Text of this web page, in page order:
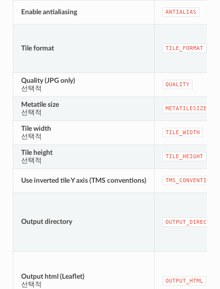
Enable antialiasing ANTIALIAS
Tile format TILE_FORMAT
Quality (JPG only)
선택적
QUALITY
Metatile size
선택적
METATILESIZE
Tile width
선택적
TILE_WIDTH
Tile height
선택적
TILE_HEIGHT
Use inverted tile Y axis (TMS conventions) TMS_CONVENTION
Output directory OUTPUT_DIRECTORY
Output html (Leaflet)
선택적
OUTPUT_HTML